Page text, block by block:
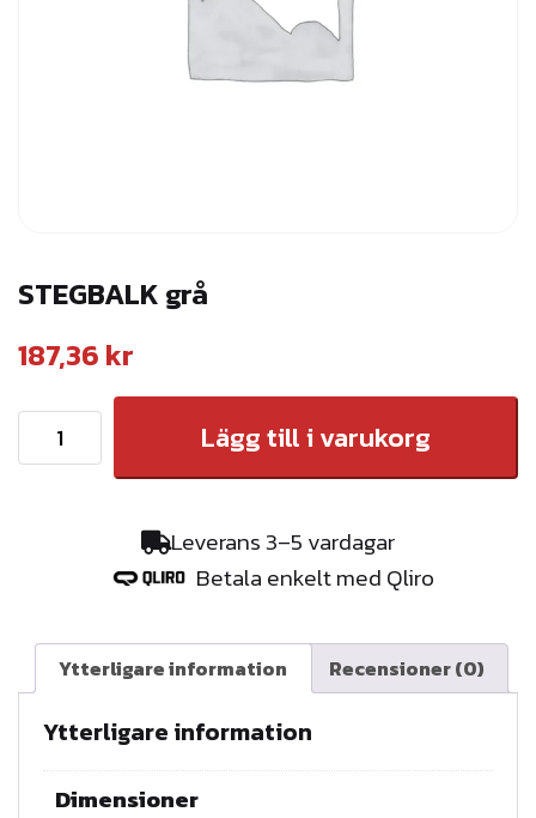
STEGBALK grå
187,36 kr
T
g
Lägg till i varukorg
Leverans 3–5 vardagar
Betala enkelt med Qliro
Ytterligare information Recensioner (0)
Ytterligare information
Dimensioner